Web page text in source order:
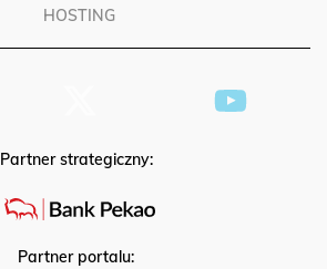
HOSTING
Partner strategiczny:
Partner portalu: